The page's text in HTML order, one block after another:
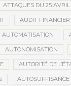
ATTAQUES DU 25 AVRIL
AUDIT FINANCIER
AUTOMATISATION
AUTONOMISATION
AUTORITÉ DE